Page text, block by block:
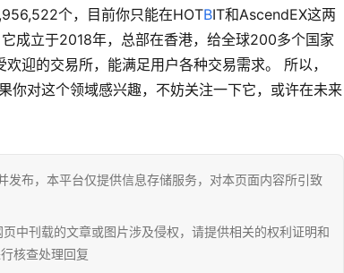
个，目前你只能在HOTBIT和AscendEX这两
成立于2018年，总部在香港，给全球200多个国家
迎的交易所，能满足用户各种交易需求。 所以，
你对这个领域感兴趣，不妨关注一下它，或许在未来
布，本平台仅提供信息存储服务，对本页面内容所引致
中刊载的文章或图片涉及侵权，请提供相关的权利证明和
核查处理回复